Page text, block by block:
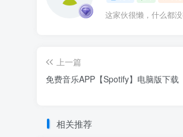
这家伙很懒，什么都
上一篇
免费音乐APP【Spotify】电脑版下载
相关推荐